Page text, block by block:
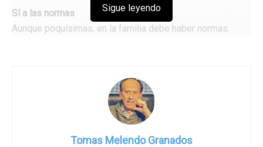
Sí a las normas
Aunque poquísimas, en la familia debe haber normas:
encauzan sus actividades, que tienden a la dispersión, y
les ayudan a superar la inseguridad propia de sus años,
indicándoles lo que deben y no deben hacer, lo bueno y lo
Sigue leyendo
Tomas Melendo Granados